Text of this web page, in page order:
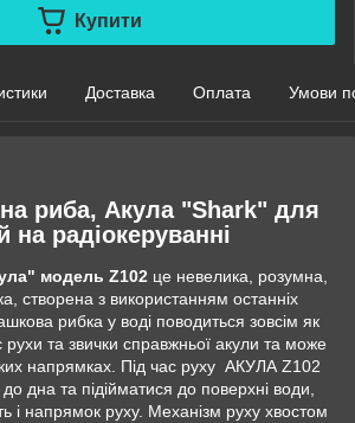
Купити
Доставка Оплата Умови
риба, Акула "Shark" для
на радіокеруванні
модель Z102 це невелика, розумна,
створена з використанням останніх
рибка у воді поводиться зовсім як
та звички справжньої акули та може
напрямках. Під час руху АКУЛА Z102
дна та підійматися до поверхні води,
і напрямок руху. Механізм руху хвостом